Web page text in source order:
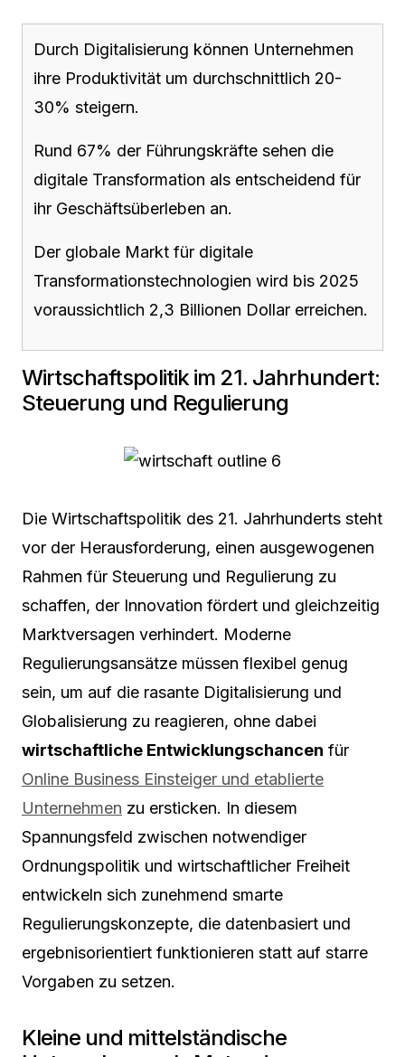
Durch Digitalisierung können Unternehmen
ihre Produktivität um durchschnittlich 20-
30% steigern.
Rund 67% der Führungskräfte sehen die
digitale Transformation als entscheidend für
ihr Geschäftsüberleben an.
Der globale Markt für digitale
Transformationstechnologien wird bis 2025
voraussichtlich 2,3 Billionen Dollar erreichen.
Wirtschaftspolitik im 21. Jahrhundert:
Steuerung und Regulierung
Die Wirtschaftspolitik des 21. Jahrhunderts steht
vor der Herausforderung, einen ausgewogenen
Rahmen für Steuerung und Regulierung zu
schaffen, der Innovation fördert und gleichzeitig
Marktversagen verhindert. Moderne
Regulierungsansätze müssen flexibel genug
sein, um auf die rasante Digitalisierung und
Globalisierung zu reagieren, ohne dabei
wirtschaftliche Entwicklungschancen für
Online Business Einsteiger und etablierte
Unternehmen zu ersticken. In diesem
Spannungsfeld zwischen notwendiger
Ordnungspolitik und wirtschaftlicher Freiheit
entwickeln sich zunehmend smarte
Regulierungskonzepte, die datenbasiert und
ergebnisorientiert funktionieren statt auf starre
Vorgaben zu setzen.
Kleine und mittelständische